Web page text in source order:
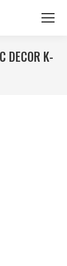
DECOR K-